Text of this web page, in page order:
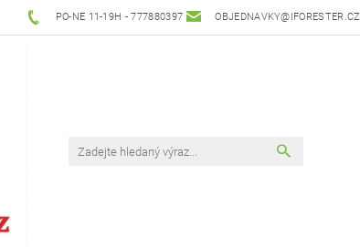
PO-NE 11-19H - 777880397 OBJEDNAVKY@IFORESTER.CZ